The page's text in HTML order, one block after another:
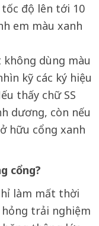
tốc độ lên tới 10
em màu xanh
dùng màu
kỹ các ký hiệu
thấy chữ SS
dương, còn nếu
hữu cổng xanh
cổng?
làm mất thời
trải nghiệm